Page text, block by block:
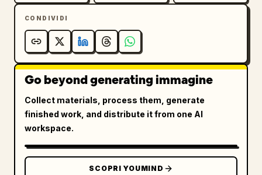
CONDIVIDI
Go beyond generating immagine
Collect materials, process them, generate
finished work, and distribute it from one AI
workspace.
SCOPRI YOUMIND